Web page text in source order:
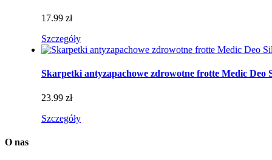
17.99 zł
Szczegóły
Skarpetki antyzapachowe zdrowotne frotte Medic Deo
23.99 zł
Szczegóły
O nas